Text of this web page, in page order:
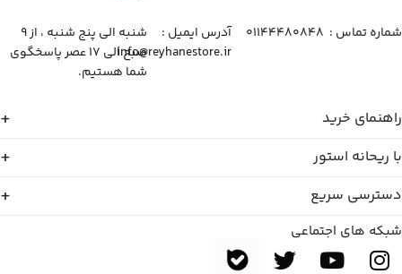
شماره تماس :‌ ۰۱۱۴۴۴۸۰۸۴۸
آدرس ایمیل :‌
info@reyhanestore.ir
شنبه الی پنج شنبه ، از ۹
صبح الی ۱۷ عصر پاسخگوی
شما هستیم.
راهنمای خرید
با ریحانه استور
دسترسی سریع
شبکه های اجتماعی